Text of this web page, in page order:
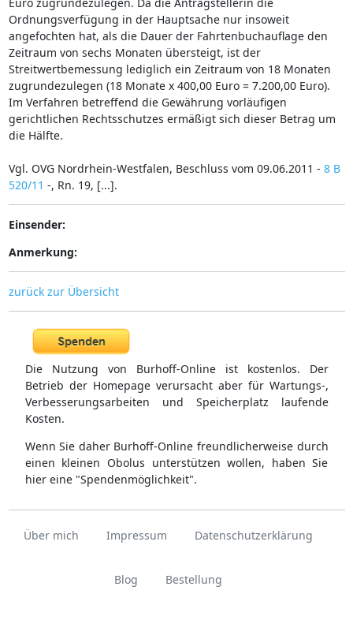
Ordnungsverfügung in der Hauptsache nur insoweit
angefochten hat, als die Dauer der Fahrtenbuchauflage den
Zeitraum von sechs Monaten übersteigt, ist der
Streitwertbemessung lediglich ein Zeitraum von 18 Monaten
zugrundezulegen (18 Monate x 400,00 Euro = 7.200,00 Euro).
Im Verfahren betreffend die Gewährung vorläufigen
gerichtlichen Rechtsschutzes ermäßigt sich dieser Betrag um
die Hälfte.
Vgl. OVG Nordrhein-Westfalen, Beschluss vom 09.06.2011 - 8 B
520/11 -, Rn. 19, [...].
Einsender:
Anmerkung:
zurück zur Übersicht
Die Nutzung von Burhoff-Online ist kostenlos. Der
Betrieb der Homepage verursacht aber für Wartungs-,
Verbesserungsarbeiten und Speicherplatz laufende
Kosten.
Wenn Sie daher Burhoff-Online freundlicherweise durch
einen kleinen Obolus unterstützen wollen, haben Sie
hier eine "Spendenmöglichkeit".
Über mich Impressum Datenschutzerklärung
Blog Bestellung